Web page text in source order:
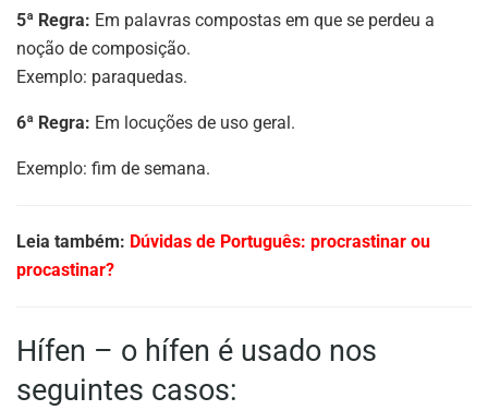
5ª Regra: Em palavras compostas em que se perdeu a
noção de composição.
Exemplo: paraquedas.
6ª Regra: Em locuções de uso geral.
Exemplo: fim de semana.
Leia também: Dúvidas de Português: procrastinar ou
procastinar?
Hífen – o hífen é usado nos
seguintes casos: